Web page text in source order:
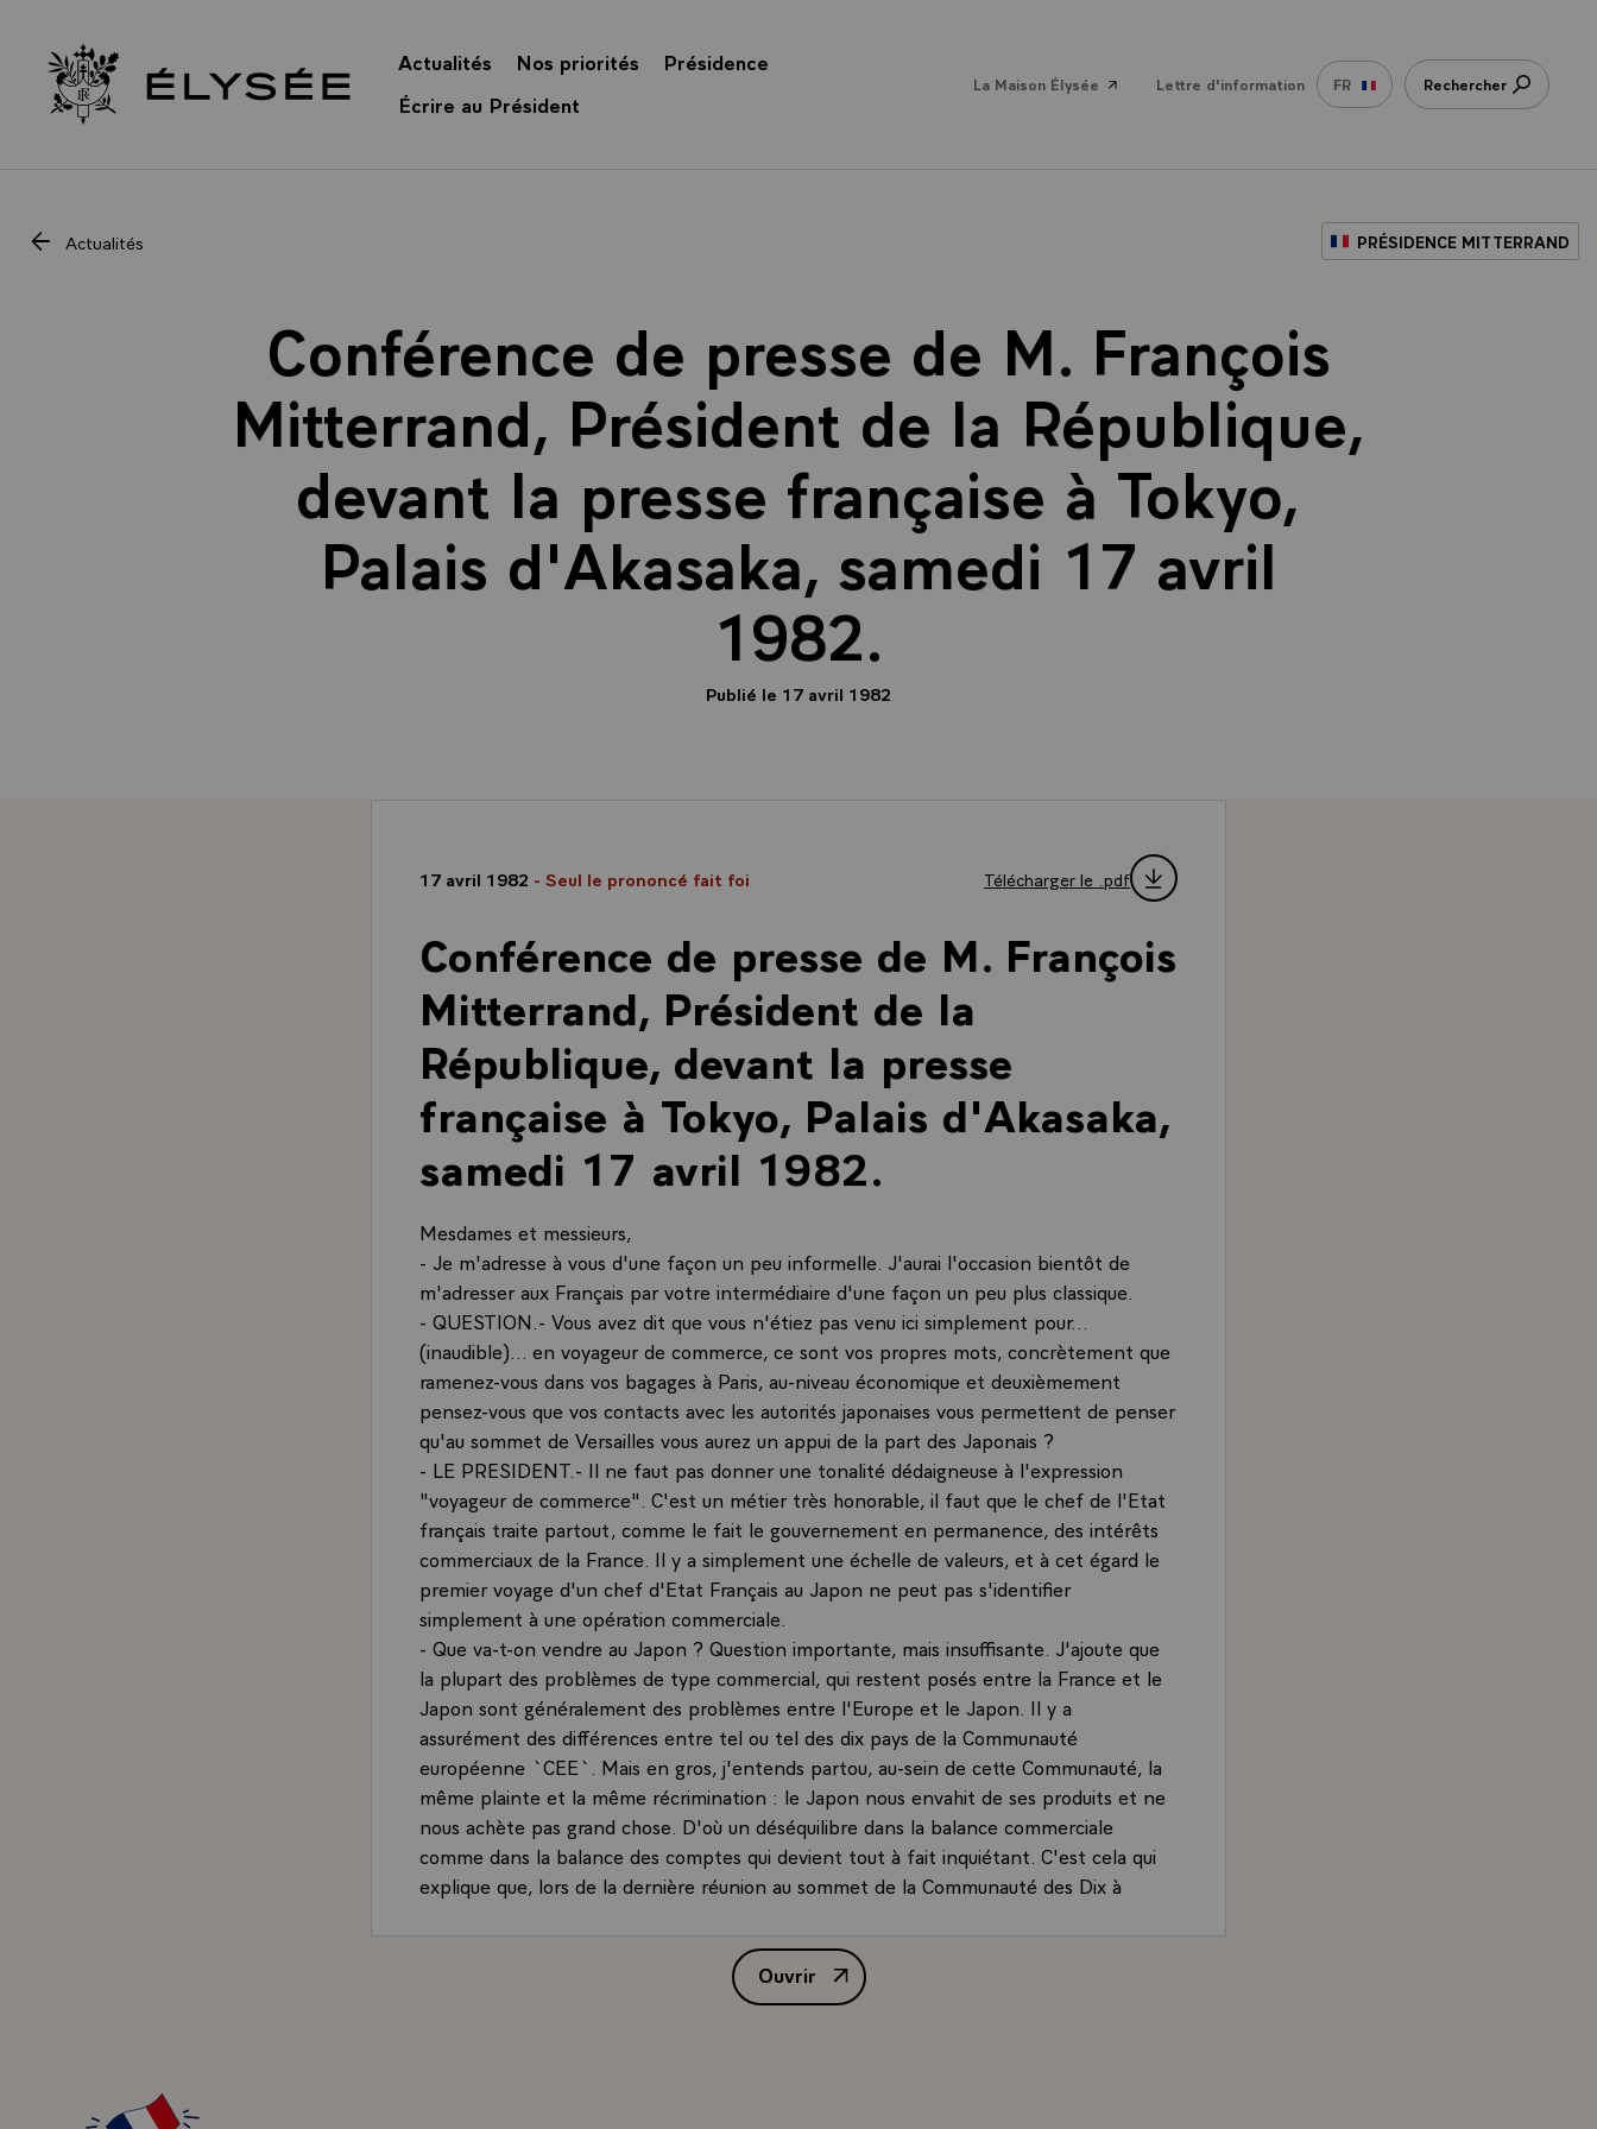
Retour à l’accueil Élysée
Actualités Nos priorités
Présidence
Écrire au Président
La Maison Élysée Lettre d'information FR Rechercher
Actualités PRÉSIDENCE MITTERRAND
Conférence de presse de M. François
Mitterrand, Président de la République,
devant la presse française à Tokyo,
Palais d'Akasaka, samedi 17 avril
1982.
Publié le 17 avril 1982
17 avril 1982 - Seul le prononcé fait foi Télécharger le .pdf
Conférence de presse de M. François
Mitterrand, Président de la
République, devant la presse
française à Tokyo, Palais d'Akasaka,
samedi 17 avril 1982.
Mesdames et messieurs,
- Je m'adresse à vous d'une façon un peu informelle. J'aurai l'occasion bientôt de
m'adresser aux Français par votre intermédiaire d'une façon un peu plus classique.
- QUESTION.- Vous avez dit que vous n'étiez pas venu ici simplement pour...
(inaudible)... en voyageur de commerce, ce sont vos propres mots, concrètement que
ramenez-vous dans vos bagages à Paris, au-niveau économique et deuxièmement
pensez-vous que vos contacts avec les autorités japonaises vous permettent de penser
qu'au sommet de Versailles vous aurez un appui de la part des Japonais ?
- LE PRESIDENT.- Il ne faut pas donner une tonalité dédaigneuse à l'expression
"voyageur de commerce". C'est un métier très honorable, il faut que le chef de l'Etat
français traite partout, comme le fait le gouvernement en permanence, des intérêts
commerciaux de la France. Il y a simplement une échelle de valeurs, et à cet égard le
premier voyage d'un chef d'Etat Français au Japon ne peut pas s'identifier
simplement à une opération commerciale.
- Que va-t-on vendre au Japon ? Question importante, mais insuffisante. J'ajoute que
la plupart des problèmes de type commercial, qui restent posés entre la France et le
Japon sont généralement des problèmes entre l'Europe et le Japon. Il y a
assurément des différences entre tel ou tel des dix pays de la Communauté
européenne `CEE`. Mais en gros, j'entends partou, au-sein de cette Communauté, la
même plainte et la même récrimination : le Japon nous envahit de ses produits et ne
nous achète pas grand chose. D'où un déséquilibre dans la balance commerciale
comme dans la balance des comptes qui devient tout à fait inquiétant. C'est cela qui
explique que, lors de la dernière réunion au sommet de la Communauté des Dix à
de la rencontre au sommet des pays industriels de Versailles au mois de juin, il faudrait
poser la "question de confiance" au Japon. C'est une réalité.\
`Suite réponse` C'est vrai qu'on ne peut pas reprocher au Japon de bien travailler et
Ouvrir
Conférence de presse de M. François Mitterrand, Président de la République, devant la